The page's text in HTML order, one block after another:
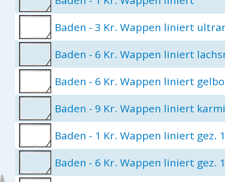
Baden - 3 Kr. Wappen liniert
Baden - 6 Kr. Wappen liniert
Baden - 6 Kr. Wappen liniert
Baden - 9 Kr. Wappen liniert
Baden - 1 Kr. Wappen liniert gez.
Baden - 6 Kr. Wappen liniert gez.